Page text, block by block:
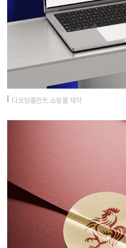
디오임플란트 쇼핑몰 제작